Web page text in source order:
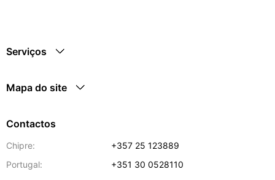
Serviços
Mapa do site
Contactos
Chipre:
+357 25 123889
Portugal:
+351 30 0528110